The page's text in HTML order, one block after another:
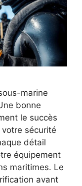
marine
bonne
le succès
sécurité
détail
équipement
maritimes. Le
avant